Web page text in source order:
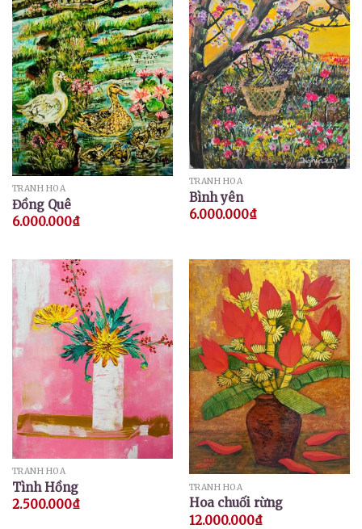
TRANH HOA
Đồng Quê
6.000.000₫
TRANH HOA
Bình yên
6.000.000₫
TRANH HOA
Tình Hồng
2.500.000₫
TRANH HOA
Hoa chuối rừng
12.000.000₫